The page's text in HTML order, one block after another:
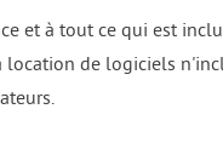
et à tout ce qui est
location de logiciels